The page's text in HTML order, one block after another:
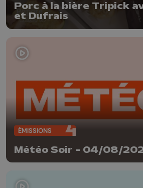
Porc à la bière Tripick
et Dufrais
ÉMISSIONS
Météo Soir - 04/08/